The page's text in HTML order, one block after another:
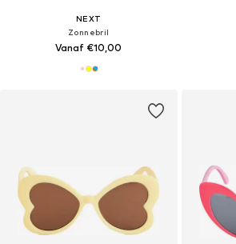
NEXT
Zonnebril
Vanaf €10,00